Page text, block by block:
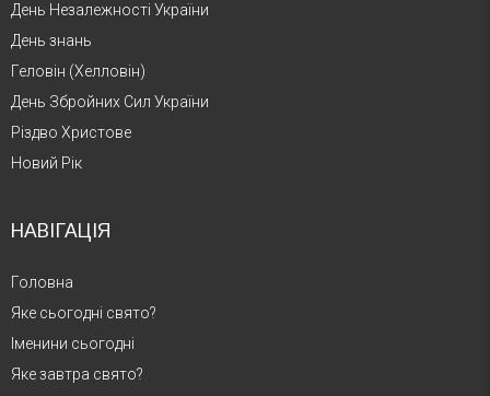
День Незалежності України
День знань
Геловін (Хелловін)
День Збройних Сил України
Різдво Христове
Новий Рік
НАВІГАЦІЯ
Головна
Яке сьогодні свято?
Іменини сьогодні
Яке завтра свято?